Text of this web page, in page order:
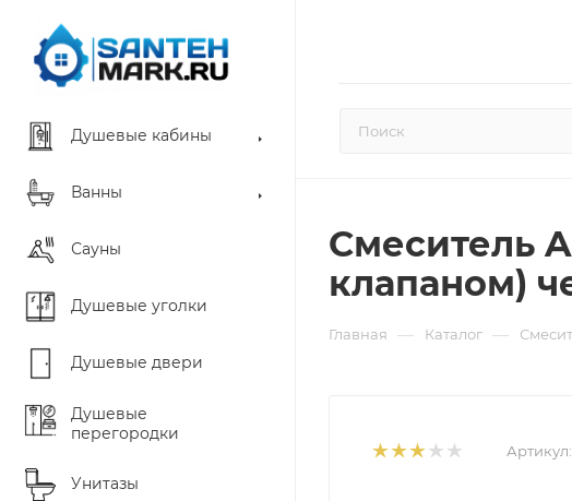
Душевые кабины
Ванны
Сауны
Душевые уголки
Душевые двери
Душевые
перегородки
Унитазы
Смеситель
клапаном)
Главная — Каталог —
Артикул: